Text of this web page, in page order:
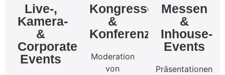
Live-,
Kamera-
&
Corporate
Events
Kongresse
&
Konferenzen
Moderation
von
Messen
&
Inhouse-
Events
Präsentationen